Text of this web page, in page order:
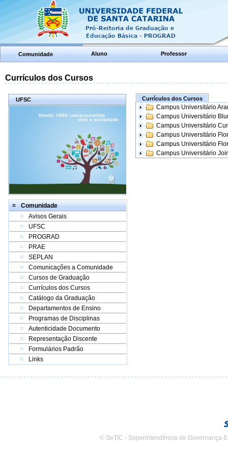
Comunidade Aluno Professor
Currículos dos Cursos
UFSC
Comunidade
Avisos Gerais
UFSC
PROGRAD
PRAE
SEPLAN
Comunicações a Comunidade
Cursos de Graduação
Currículos dos Cursos
Catálogo da Graduação
Departamentos de Ensino
Programas de Disciplinas
Autenticidade Documento
Representação Discente
Formulários Padrão
Links
Currículos dos Cursos
Campus Universitário
Campus Universitário
Campus Universitário
Campus Universitário
Campus Universitário
Campus Universitário
© SeTIC - Superintendência de Governança